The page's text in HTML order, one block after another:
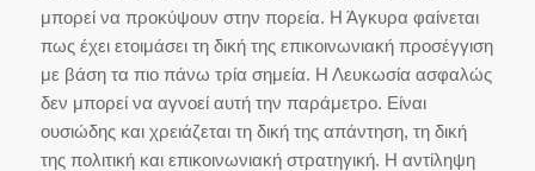
μπορεί να προκύψουν στην πορεία. Η Άγκυρα φαίνεται
πως έχει ετοιμάσει τη δική της επικοινωνιακή προσέγγιση
με βάση τα πιο πάνω τρία σημεία. Η Λευκωσία ασφαλώς
δεν μπορεί να αγνοεί αυτή την παράμετρο. Είναι
ουσιώδης και χρειάζεται τη δική της απάντηση, τη δική
της πολιτική και επικοινωνιακή στρατηγική. Η αντίληψη